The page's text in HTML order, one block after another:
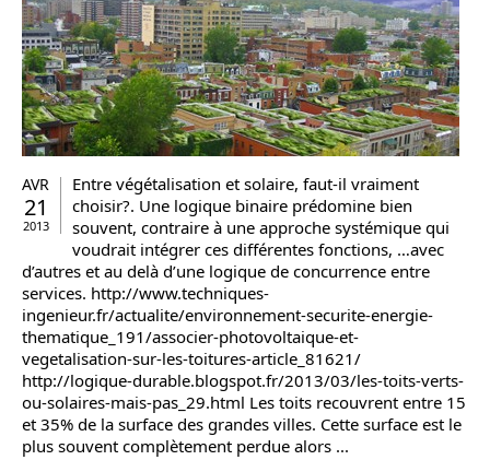
AVR
21
2013
Entre végétalisation et solaire, faut-il vraiment
choisir?. Une logique binaire prédomine bien
souvent, contraire à une approche systémique qui
voudrait intégrer ces différentes fonctions, …avec
d’autres et au delà d’une logique de concurrence entre
services. http://www.techniques-
ingenieur.fr/actualite/environnement-securite-energie-
thematique_191/associer-photovoltaique-et-
vegetalisation-sur-les-toitures-article_81621/
http://logique-durable.blogspot.fr/2013/03/les-toits-verts-
ou-solaires-mais-pas_29.html Les toits recouvrent entre 15
et 35% de la surface des grandes villes. Cette surface est le
plus souvent complètement perdue alors ...